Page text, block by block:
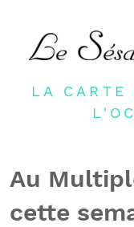
ACCUEIL
BLOG
NEWSLETTER
LA CARTE
Au
cette